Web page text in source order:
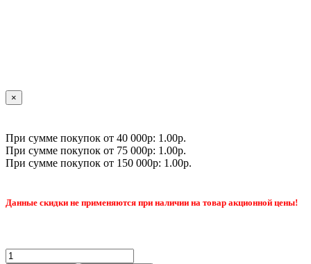
×
При сумме покупок от 40 000р: 1.00р.
При сумме покупок от 75 000р: 1.00р.
При сумме покупок от 150 000р: 1.00р.
Данные скидки не применяются при наличии на товар акционной цены!